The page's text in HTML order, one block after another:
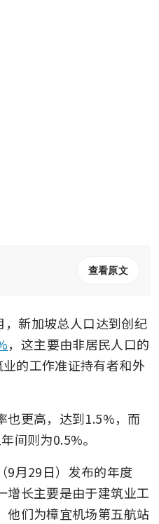
查看原文
，新加坡总人口达到创纪
，这主要由非居民人口的
的工作准证持有者和外
也更高，达到1.5%，而
间则为0.5%。
9月29日）发布的年度
增长主要是由于建筑业工
他们为樟宜机场第五航站